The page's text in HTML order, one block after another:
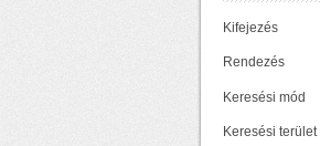
Kifejezés
Rendezés
Keresési mód
Keresési terület